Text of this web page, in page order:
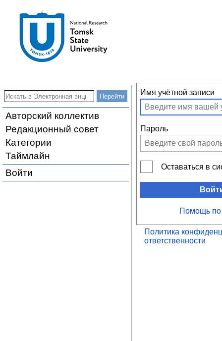
Авторский коллектив
Редакционный совет
Категории
Таймлайн
Войти
Имя учётной записи
Пароль
Оставаться в
Помощь по
Политика
ответственности